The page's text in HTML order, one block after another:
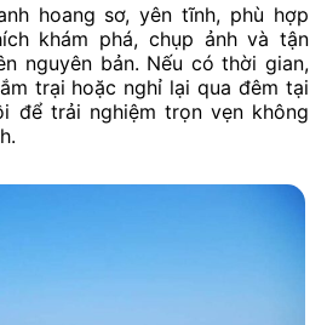
hoang sơ, yên tĩnh, phù hợp
khám phá, chụp ảnh và tận
nguyên bản. Nếu có thời gian,
trại hoặc nghỉ lại qua đêm tại
để trải nghiệm trọn vẹn không